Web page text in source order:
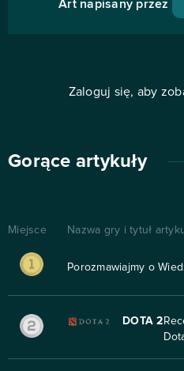
Art napisany przez
Zaloguj się, aby
Gorące artykuły
Miejsce Nazwa gry i tytuł
Porozmawiajmy o
DOTA 2